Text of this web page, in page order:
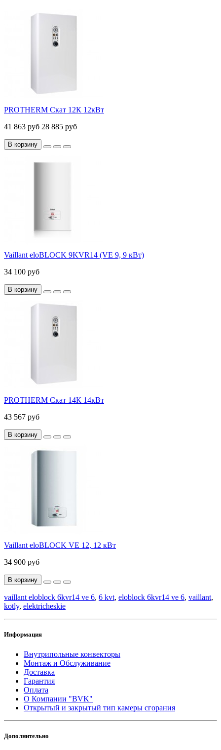
PROTHERM Скат 12К 12кВт
41 863 руб 28 885 руб
В корзину
Vaillant eloBLOCK 9KVR14 (VE 9, 9 кВт)
34 100 руб
В корзину
PROTHERM Скат 14К 14кВт
43 567 руб
В корзину
Vaillant eloBLOCK VE 12, 12 кВт
34 900 руб
В корзину
vaillant eloblock 6kvr14 ve 6, 6 kvt, eloblock 6kvr14 ve 6, vaillant,
kotly, elektricheskie
Информация
Внутрипольные конвекторы
Монтаж и Обслуживание
Доставка
Гарантия
Оплата
О Компании "BVK"
Открытый и закрытый тип камеры сгорания
Дополнительно